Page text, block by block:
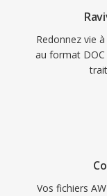
Redonnez vie
au format
Vos fichiers